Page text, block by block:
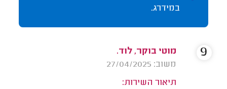
במידרג.
מוטי בוקר, לוד.
משוב: 27/04/2025
תיאור השירות:
9